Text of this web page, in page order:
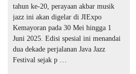
tahun ke-20, perayaan akbar musik
jazz ini akan digelar di JIExpo
Kemayoran pada 30 Mei hingga 1
Juni 2025. Edisi spesial ini menandai
dua dekade perjalanan Java Jazz
Festival sejak p …